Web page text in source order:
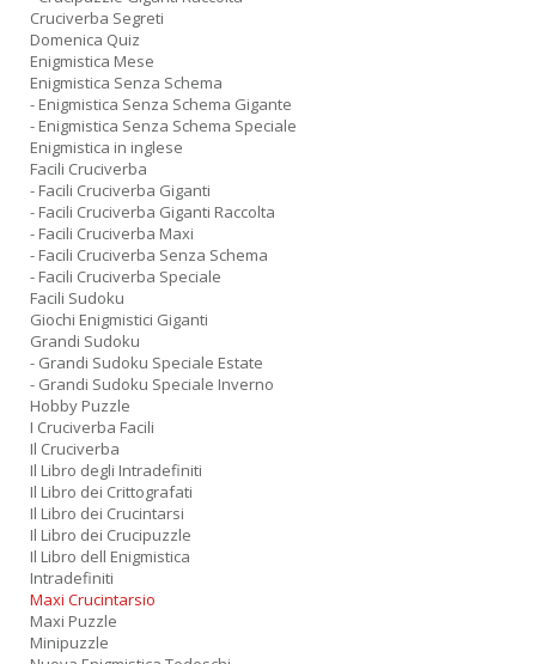
Cruciverba Segreti
Domenica Quiz
Enigmistica Mese
Enigmistica Senza Schema
- Enigmistica Senza Schema Gigante
- Enigmistica Senza Schema Speciale
Enigmistica in inglese
Facili Cruciverba
- Facili Cruciverba Giganti
- Facili Cruciverba Giganti Raccolta
- Facili Cruciverba Maxi
- Facili Cruciverba Senza Schema
- Facili Cruciverba Speciale
Facili Sudoku
Giochi Enigmistici Giganti
Grandi Sudoku
- Grandi Sudoku Speciale Estate
- Grandi Sudoku Speciale Inverno
Hobby Puzzle
I Cruciverba Facili
Il Cruciverba
Il Libro degli Intradefiniti
Il Libro dei Crittografati
Il Libro dei Crucintarsi
Il Libro dei Crucipuzzle
Il Libro dell Enigmistica
Intradefiniti
Maxi Crucintarsio
Maxi Puzzle
Minipuzzle